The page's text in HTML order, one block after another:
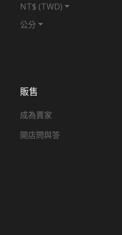
販售
成為賣家
開店問與答
NT$ (TWD)
公分